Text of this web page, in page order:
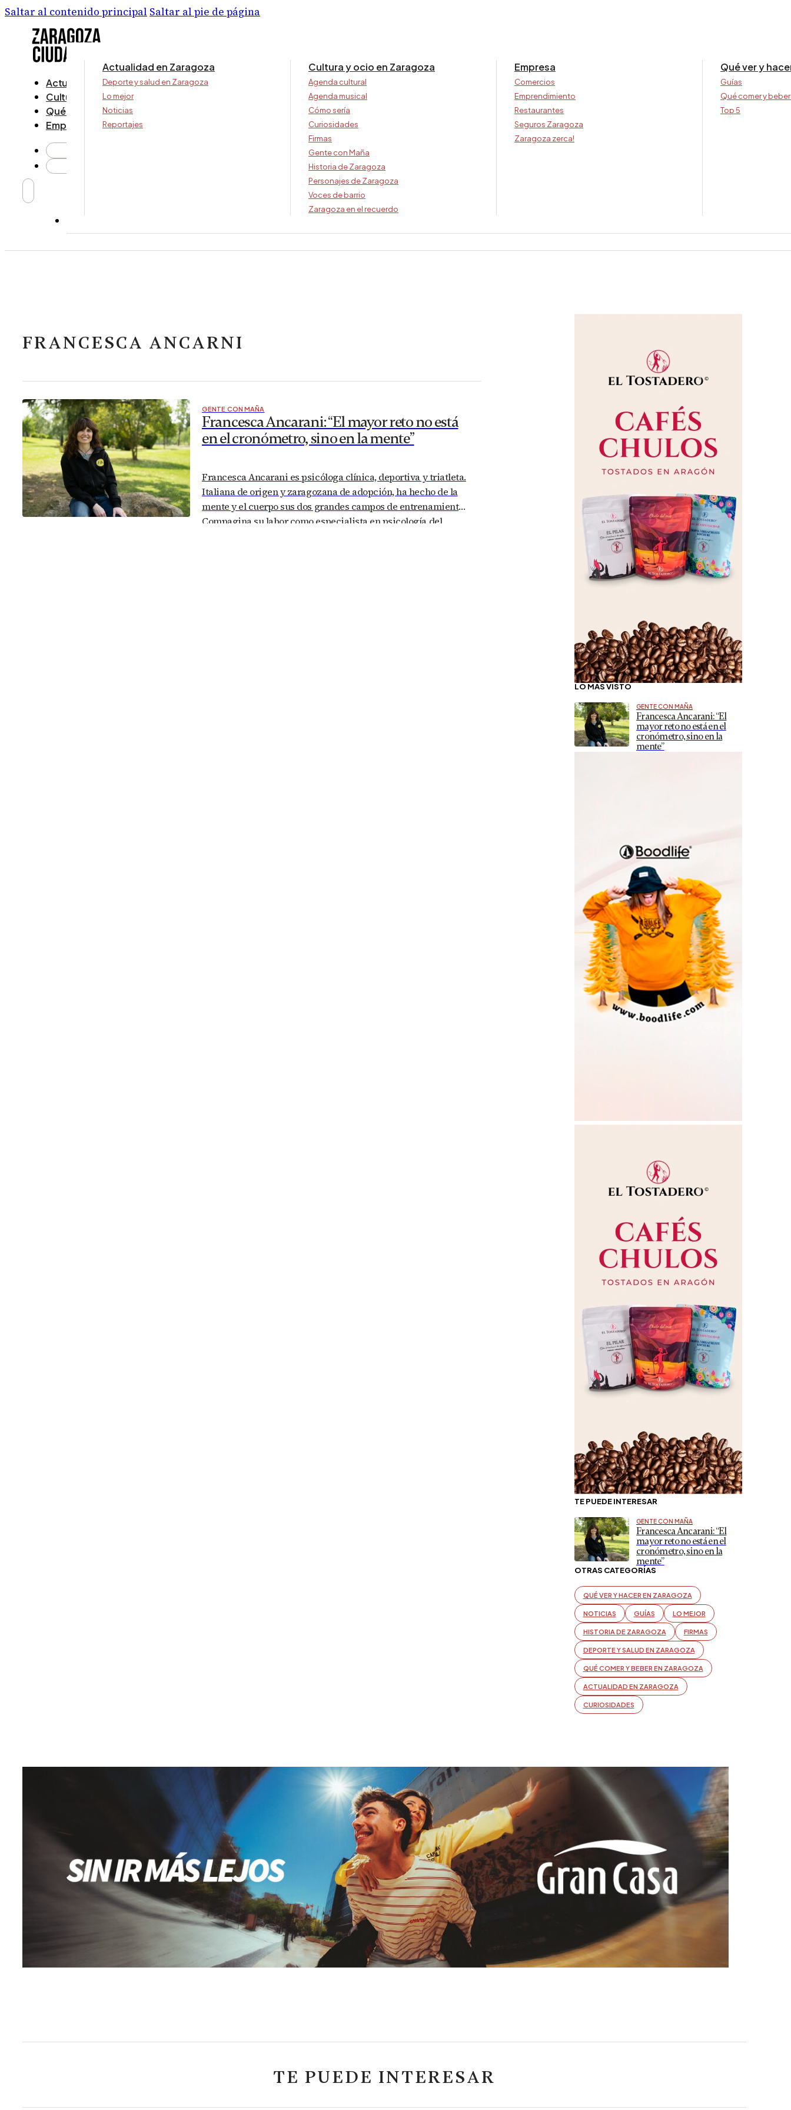
Saltar al contenido principal Saltar al pie de página
Actualidad
Cultura y ocio
Qué ver y hacer
Empresa
Actualidad en Zaragoza
Deporte y salud en Zaragoza
Lo mejor
Noticias
Reportajes
Cultura y ocio en Zaragoza
Agenda cultural
Agenda musical
Cómo sería
Curiosidades
Firmas
Gente con Maña
Historia de Zaragoza
Personajes de Zaragoza
Voces de barrio
Zaragoza en el recuerdo
Empresa
Comercios
Emprendimiento
Restaurantes
Seguros Zaragoza
Zaragoza zerca!
Qué ver y
Guías
Qué comer y
Top 5
FRANCESCA ANCARNI
GENTE CON MAÑA
Francesca Ancarani: “El mayor reto no está
en el cronómetro, sino en la mente”
Francesca Ancarani es psicóloga clínica, deportiva y triatleta.
Italiana de origen y zaragozana de adopción, ha hecho de la
mente y el cuerpo sus dos grandes campos de entrenamiento.
Compagina su labor como especialista en psicología del
LO MÁS VISTO
GENTE CON MAÑA
Francesca Ancarani: “El
mayor reto no está en el
cronómetro, sino en la
mente”
TE PUEDE INTERESAR
GENTE CON MAÑA
Francesca Ancarani: “El
mayor reto no está en el
cronómetro, sino en la
mente”
OTRAS CATEGORÍAS
QUÉ VER Y HACER EN ZARAGOZA
NOTICIAS GUÍAS LO MEJOR
HISTORIA DE ZARAGOZA FIRMAS
DEPORTE Y SALUD EN ZARAGOZA
QUÉ COMER Y BEBER EN ZARAGOZA
ACTUALIDAD EN ZARAGOZA
CURIOSIDADES
TE PUEDE INTERESAR